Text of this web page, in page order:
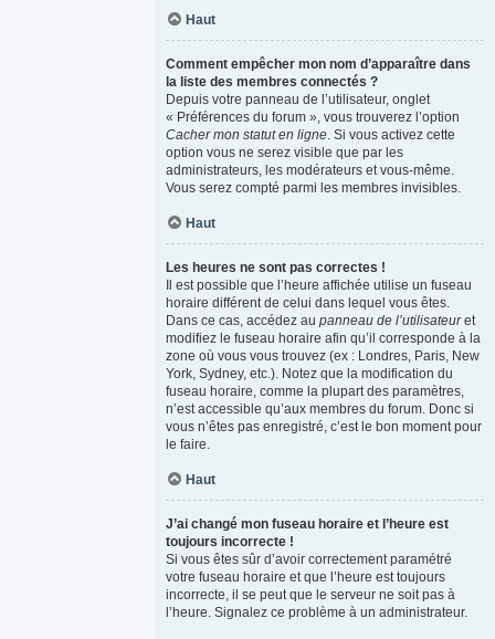
Haut
Comment empêcher mon nom d’apparaître dans
la liste des membres connectés ?
Depuis votre panneau de l’utilisateur, onglet
« Préférences du forum », vous trouverez l’option
Cacher mon statut en ligne. Si vous activez cette
option vous ne serez visible que par les
administrateurs, les modérateurs et vous-même.
Vous serez compté parmi les membres invisibles.
Haut
Les heures ne sont pas correctes !
Il est possible que l’heure affichée utilise un fuseau
horaire différent de celui dans lequel vous êtes.
Dans ce cas, accédez au panneau de l’utilisateuret
modifiez le fuseau horaire afin qu’il corresponde à la
zone où vous vous trouvez (ex : Londres, Paris, New
York, Sydney, etc.). Notez que la modification du
fuseau horaire, comme la plupart des paramètres,
n’est accessible qu’aux membres du forum. Donc si
vous n’êtes pas enregistré, c’est le bon moment pour
le faire.
Haut
J’ai changé mon fuseau horaire et l’heure est
toujours incorrecte !
Si vous êtes sûr d’avoir correctement paramétré
votre fuseau horaire et que l’heure est toujours
incorrecte, il se peut que le serveur ne soit pas à
l’heure. Signalez ce problème à un administrateur.